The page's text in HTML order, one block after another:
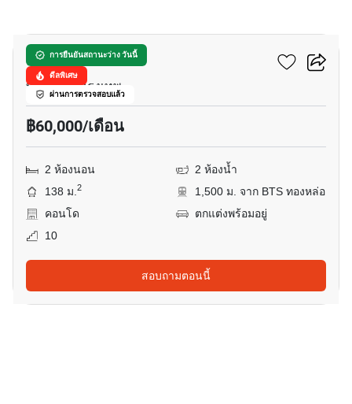
การยืนยันสถานะว่าง วันนี้
ดีลพิเศษ
ผ่านการตรวจสอบแล้ว
โนเบิล ออร่า
ทองหล่อ, กรุงเทพ
฿60,000/เดือน
2 ห้องนอน
2 ห้องน้ำ
138 ม.2
1,500 ม. จาก BTS ทองหล่อ
คอนโด
ตกแต่งพร้อมอยู่
10
สอบถามตอนนี้